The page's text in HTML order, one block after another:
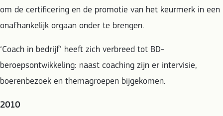
om de certificering en de promotie van het keurmerk in een
onafhankelijk orgaan onder te brengen.
‘Coach in bedrijf’ heeft zich verbreed tot BD-
beroepsontwikkeling: naast coaching zijn er intervisie,
boerenbezoek en themagroepen bijgekomen.
2010